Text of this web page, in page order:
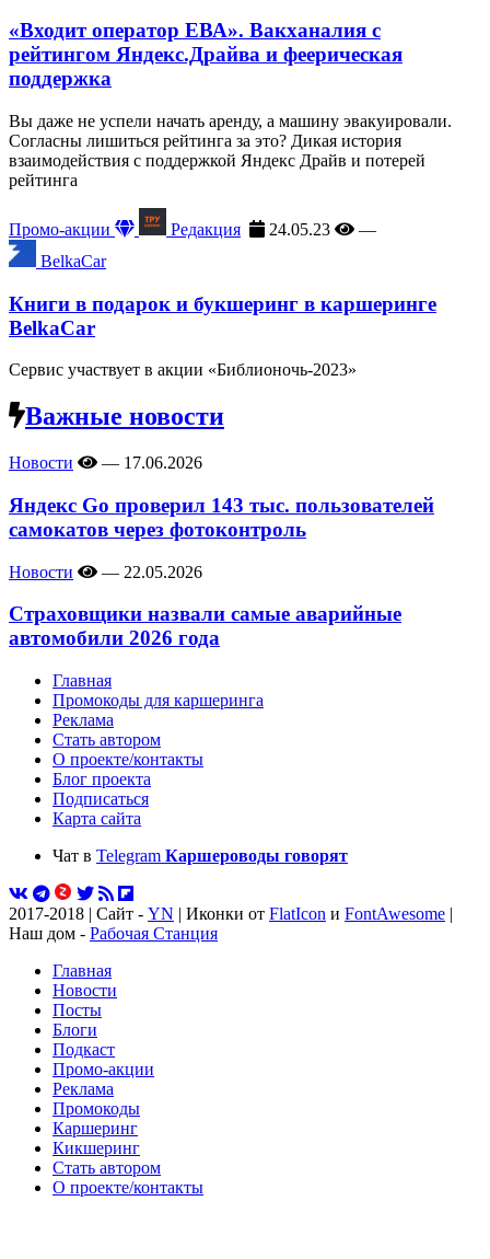
«Входит оператор ЕВА». Вакханалия с
рейтингом Яндекс.Драйва и феерическая
поддержка
Вы даже не успели начать аренду, а машину эвакуировали.
Согласны лишиться рейтинга за это? Дикая история
взаимодействия с поддержкой Яндекс Драйв и потерей
рейтинга
Промо-акции Редакция 24.05.23
—
BelkaCar
Книги в подарок и букшеринг в каршеринге
BelkaCar
Сервис участвует в акции «Библионочь-2023»
Важные новости
Новости — 17.06.2026
Яндекс Go проверил 143 тыс. пользователей
самокатов через фотоконтроль
Новости — 22.05.2026
Страховщики назвали самые аварийные
автомобили 2026 года
Главная
Промокоды для каршеринга
Реклама
Стать автором
О проекте/контакты
Блог проекта
Подписаться
Карта сайта
Чат в Telegram Каршероводы говорят
2017-2018 | Сайт - YN | Иконки от FlatIcon и FontAwesome |
Наш дом - Рабочая Станция
Главная
Новости
Посты
Блоги
Подкаст
Промо-акции
Реклама
Промокоды
Каршеринг
Кикшеринг
Стать автором
О проекте/контакты